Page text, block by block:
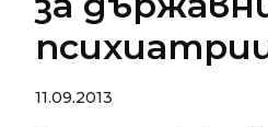
11.09.2013